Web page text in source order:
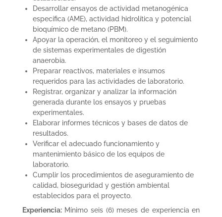
Desarrollar ensayos de actividad metanogénica
específica (AME), actividad hidrolítica y potencial
bioquímico de metano (PBM).
Apoyar la operación, el monitoreo y el seguimiento
de sistemas experimentales de digestión
anaerobia.
Preparar reactivos, materiales e insumos
requeridos para las actividades de laboratorio.
Registrar, organizar y analizar la información
generada durante los ensayos y pruebas
experimentales.
Elaborar informes técnicos y bases de datos de
resultados.
Verificar el adecuado funcionamiento y
mantenimiento básico de los equipos de
laboratorio.
Cumplir los procedimientos de aseguramiento de
calidad, bioseguridad y gestión ambiental
establecidos para el proyecto.
Experiencia:Mínimo seis (6) meses de experiencia en